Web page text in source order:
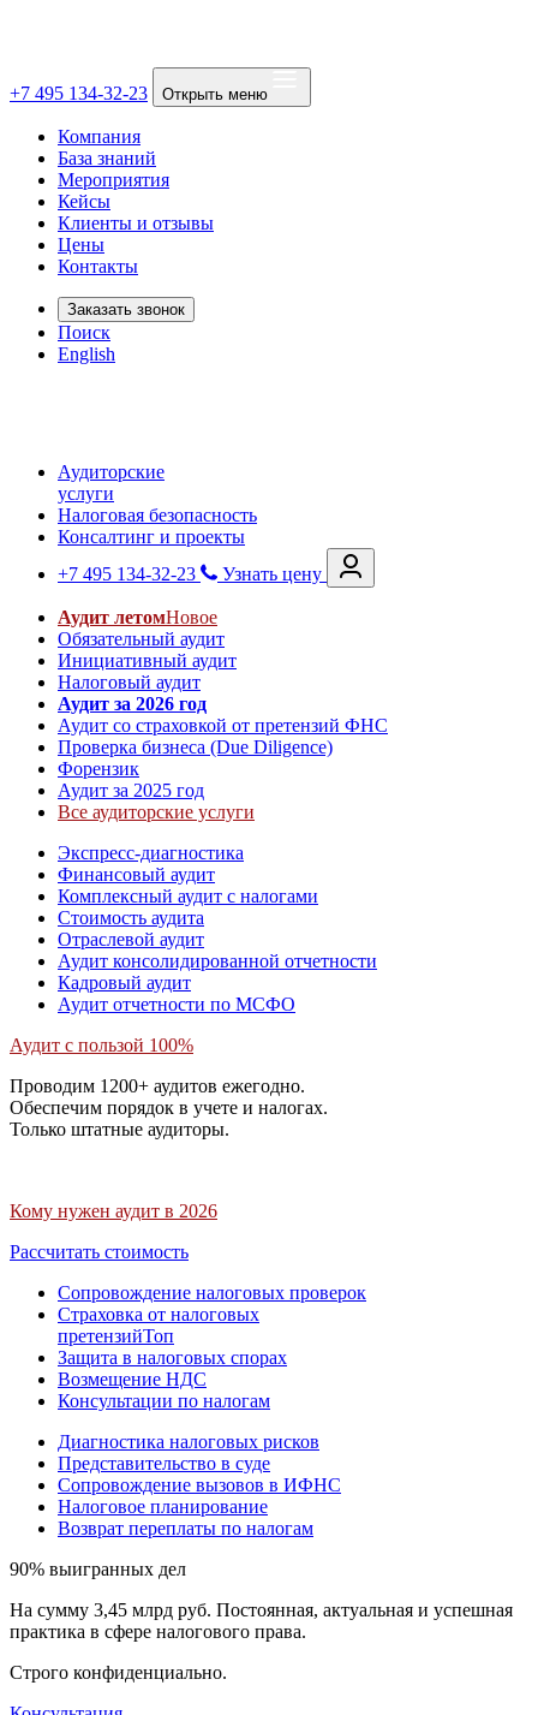
+7 495 134-32-23 Открыть меню
Компания
База знаний
Мероприятия
Кейсы
Клиенты и отзывы
Цены
Контакты
Заказать звонок
Поиск
English
Аудиторские
услуги
Налоговая безопасность
Консалтинг и проекты
+7 495 134-32-23
Узнать цену
Аудит летомНовое
Обязательный аудит
Инициативный аудит
Налоговый аудит
Аудит за 2026 год
Аудит со страховкой от претензий ФНС
Проверка бизнеса (Due Diligence)
Форензик
Аудит за 2025 год
Все аудиторские услуги
Экспресс-диагностика
Финансовый аудит
Комплексный аудит с налогами
Стоимость аудита
Отраслевой аудит
Аудит консолидированной отчетности
Кадровый аудит
Аудит отчетности по МСФО
Аудит с пользой 100%
Проводим 1200+ аудитов ежегодно.
Обеспечим порядок в учете и налогах.
Только штатные аудиторы.
Кому нужен аудит в 2026
Рассчитать стоимость
Сопровождение налоговых проверок
Страховка от налоговых
претензийТоп
Защита в налоговых спорах
Возмещение НДС
Консультации по налогам
Диагностика налоговых рисков
Представительство в суде
Сопровождение вызовов в ИФНС
Налоговое планирование
Возврат переплаты по налогам
90% выигранных дел
На сумму 3,45 млрд руб. Постоянная, актуальная и успешная
практика в сфере налогового права.
Строго конфиденциально.